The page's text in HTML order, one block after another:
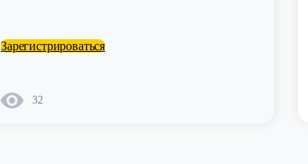
Зарегистрироваться
32